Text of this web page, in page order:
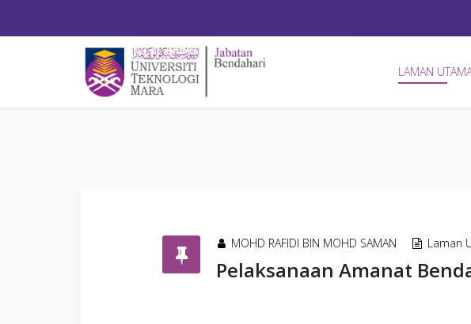
LAMAN
MOHD RAFIDI BIN MOHD SAMAN Laman
Pelaksanaan Amanat